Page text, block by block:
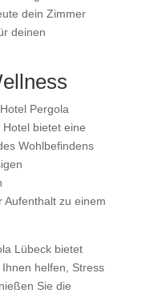
dein Zimmer
deinen
Pergola
bietet eine
Wohlbefindens
Aufenthalt zu einem
Lübeck bietet
helfen, Stress
Sie die